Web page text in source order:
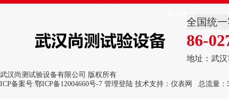
全国统
86-
地址：武
武汉尚测试验设备有限公司 版权所有
ICP备案号:鄂ICP备12004660号-7 管理登陆 技术支持： 仪表网 总流量：